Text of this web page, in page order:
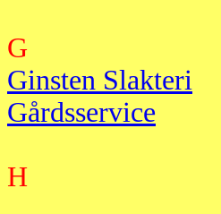
G
Ginsten Slakteri
Gårdsservice
H